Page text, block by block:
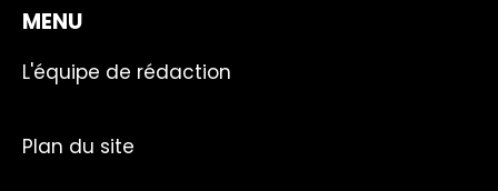
MENU
L'équipe de rédaction
Plan du site